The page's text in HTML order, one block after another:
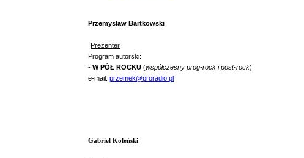
Przemysław Bartkowski
Prezenter
Program autorski:
- W PÓŁ ROCKU (współczesny prog-rock i post-rock)
e-mail: przemek@proradio.pl
Gabriel Koleński